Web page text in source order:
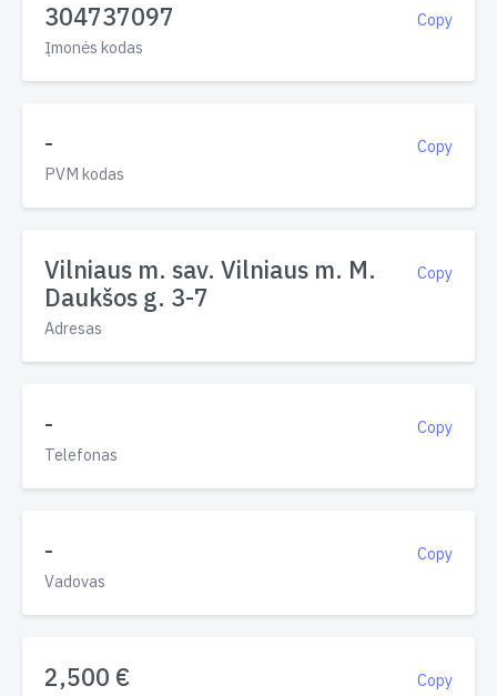
Copy
304737097
Įmonės kodas
Copy
-
PVM kodas
Copy
Vilniaus m. sav. Vilniaus m. M.
Daukšos g. 3-7
Adresas
Copy
-
Telefonas
Copy
-
Vadovas
Copy
2,500 €